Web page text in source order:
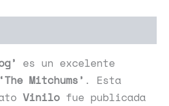
es un excelente
‘The Mitchums’ . Esta
Vinilo fue publicada